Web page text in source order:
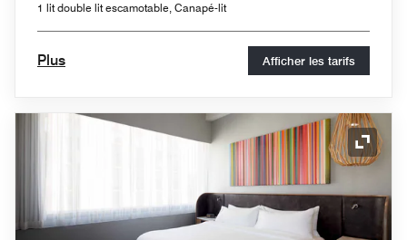
1 lit double lit escamotable, Canapé-lit
Plus Afficher les tarifs
Icône